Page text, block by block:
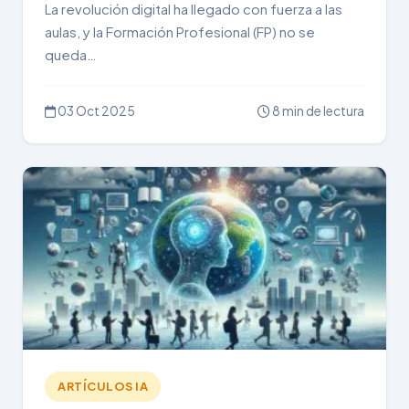
La revolución digital ha llegado con fuerza a las
aulas, y la Formación Profesional (FP) no se
queda…
03 Oct 2025 8 min de lectura
ARTÍCULOS IA